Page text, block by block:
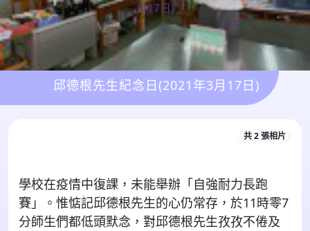
月17日)
邱德根先生紀念日(2021年3月17日)
共 2 張相片
學校在疫情中復課，未能舉辦「自強耐力長跑
賽」。惟惦記邱德根先生的心仍常存，於11時零7
分師生們都低頭默念，對邱德根先生孜孜不倦及